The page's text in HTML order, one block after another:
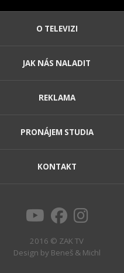
O TELEVIZI
JAK NÁS NALADIT
REKLAMA
PRONÁJEM STUDIA
KONTAKT
2016 © ZAK TV
Design by Beneš & Michl